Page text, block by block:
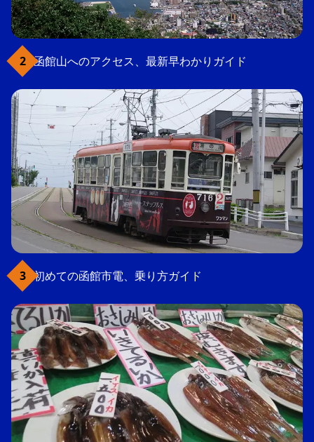
函館山へのアクセス、最新早わかりガイド
初めての函館市電、乗り方ガイド